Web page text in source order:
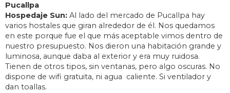
Pucallpa
Hospedaje Sun: Al lado del mercado de Pucallpa hay
varios hostales que giran alrededor de él. Nos quedamos
en este porque fue el que más aceptable vimos dentro de
nuestro presupuesto. Nos dieron una habitación grande y
luminosa, aunque daba al exterior y era muy ruidosa.
Tienen de otros tipos, sin ventanas, pero algo oscuras. No
dispone de wifi gratuita, ni agua caliente. Si ventilador y
dan toallas.